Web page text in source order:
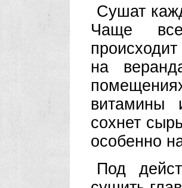
Сушат
Чаще
на
витамины
сохнет
особенно
Под